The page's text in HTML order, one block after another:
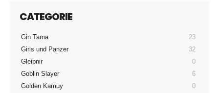
CATEGORIE
Gin Tama
23
Girls und Panzer
32
Gleipnir
0
Goblin Slayer
6
Golden Kamuy
0